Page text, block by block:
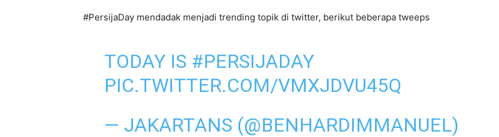
#PersijaDay mendadak menjadi trending topik di twitter, berikut beberapa tweeps
TODAY IS #PERSIJADAY
PIC.TWITTER.COM/VMXJDVU45Q
— JAKARTANS (@BENHARDIMMANUEL)